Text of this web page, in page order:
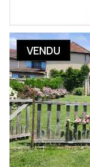
VENDU